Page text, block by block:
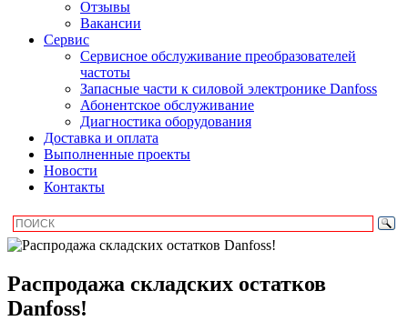
Отзывы
Вакансии
Сервис
Сервисное обслуживание преобразователей
частоты
Запасные части к силовой электронике Danfoss
Абонентское обслуживание
Диагностика оборудования
Доставка и оплата
Выполненные проекты
Новости
Контакты
Распродажа складских остатков
Danfoss!